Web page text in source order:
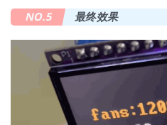
NO.5 最终效果